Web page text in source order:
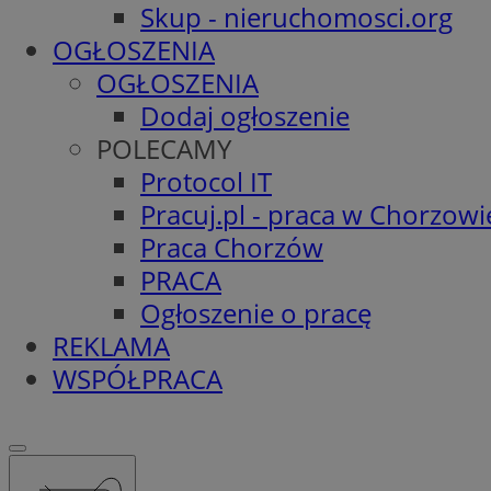
Skup - nieruchomosci.org
OGŁOSZENIA
OGŁOSZENIA
Dodaj ogłoszenie
POLECAMY
Protocol IT
Pracuj.pl - praca w
Praca Chorzów
PRACA
Ogłoszenie o pracę
REKLAMA
WSPÓŁPRACA